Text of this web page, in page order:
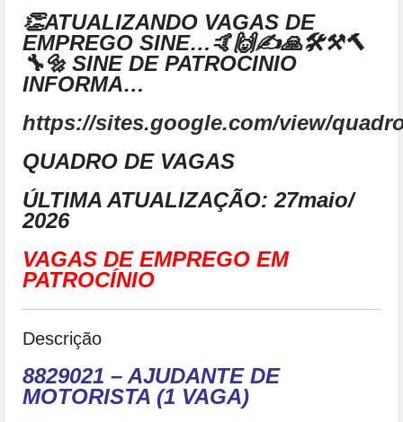
👏ATUALIZANDO VAGAS DE
EMPREGO SINE…🤙🙌✍🙏🛠⚒🔨
🔧🔩 SINE DE PATROCINIO
INFORMA…
https://sites.google.com/view/
QUADRO DE VAGAS
ÚLTIMA ATUALIZAÇÃO: 27maio/
2026
VAGAS DE EMPREGO EM
PATROCÍNIO
Descrição
8829021 – AJUDANTE DE
MOTORISTA (1 VAGA)